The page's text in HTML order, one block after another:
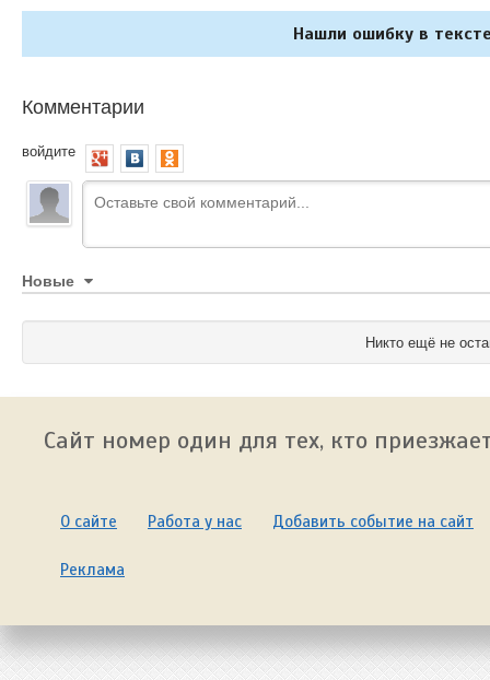
Нашли ошибку в
Комментарии
войдите
Новые
Никто ещё не
Сайт номер один для тех, кто
О сайте Работа у нас Добавить событие на сайт
Реклама